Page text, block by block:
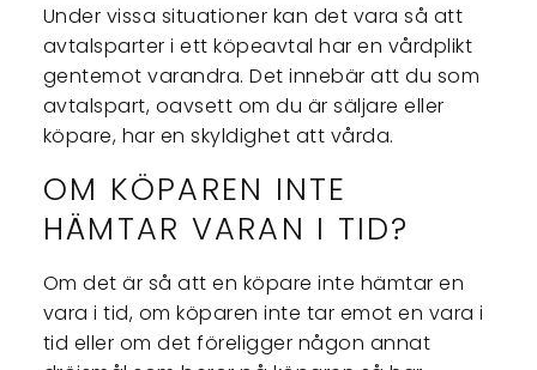
Under vissa situationer kan det vara så att
avtalsparter i ett köpeavtal har en vårdplikt
gentemot varandra. Det innebär att du som
avtalspart, oavsett om du är säljare eller
köpare, har en skyldighet att vårda.
OM KÖPAREN INTE
HÄMTAR VARAN I TID?
Om det är så att en köpare inte hämtar en
vara i tid, om köparen inte tar emot en vara i
tid eller om det föreligger någon annat